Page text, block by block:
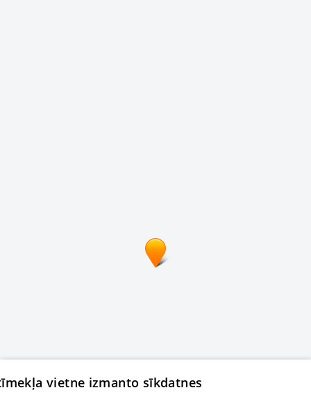
vietne izmanto sīkdatnes